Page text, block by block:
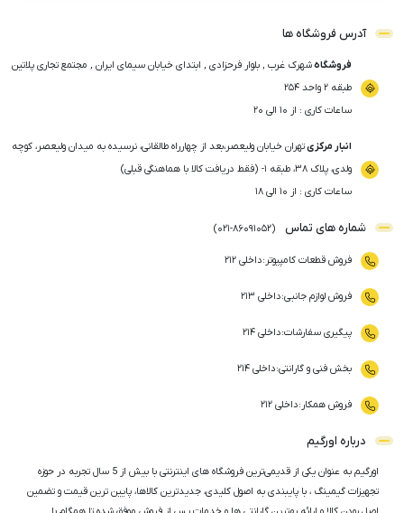
آدرس فروشگاه ها
فروشگاهشهرک غرب , بلوار فرحزادی , ابتدای خیابان سیمای ایران , مجتمع تجاری پلاتین
طبقه ۲ واحد ۲۵۴
ساعات کاری : از ۱۰ الی ۲۰
انبار مرکزیتهران خیابان ولیعصر،بعد از چهارراه طالقانی، نرسیده به میدان ولیعصر، کوچه
ولدی، پلاک ۳۸، طبقه ۱- (فقط دریافت کالا با هماهنگی قبلی)
ساعات کاری : از ۱۰ الی ۱۸
شماره های تماس (
021-86091052
)
فروش قطعات کامپیوتر :داخلی ۲۱۲
فروش لوازم جانبی:داخلی ۲۱۳
پیگیری سفارشات:داخلی ۲۱۴
بخش فنی و گارانتی:داخلی ۲۱۴
فروش همکار :داخلی ۲۱۲
درباره اورگیم
اورگیم به عنوان یکی از قدیمی‌ترین فروشگاه های اینترنتی با بیش از 5 سال تجربه در حوزه
تجهیزات گیمینگ ، با پایبندی به اصول کلیدی، جدیدترین کالاها، پایین ترین قیمت و تضمین